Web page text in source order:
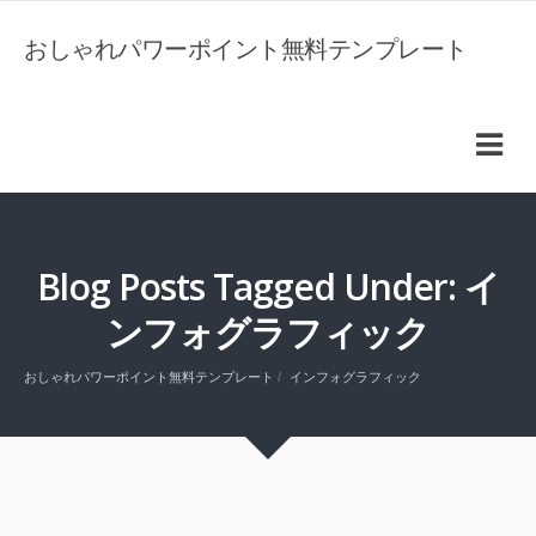
おしゃれパワーポイント無料テンプレート
Blog Posts Tagged Under: イ
ンフォグラフィック
おしゃれパワーポイント無料テンプレート インフォグラフィック